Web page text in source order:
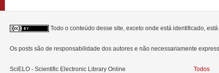
Todo o conteúdo desse site, exceto onde está identificado,
Os posts são de responsabilidade dos autores e não necessariamente
SciELO - Scientific Electronic Library Online
Todos